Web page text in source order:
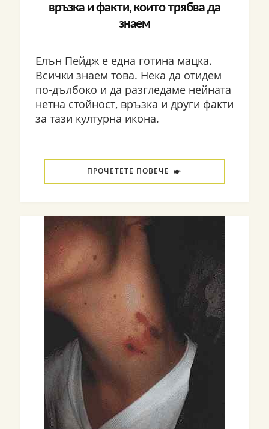
връзка и факти, които трябва да
знаем
Елън Пейдж е една готина мацка.
Всички знаем това. Нека да отидем
по-дълбоко и да разгледаме нейната
нетна стойност, връзка и други факти
за тази културна икона.
ПРОЧЕТЕТЕ ПОВЕЧЕ